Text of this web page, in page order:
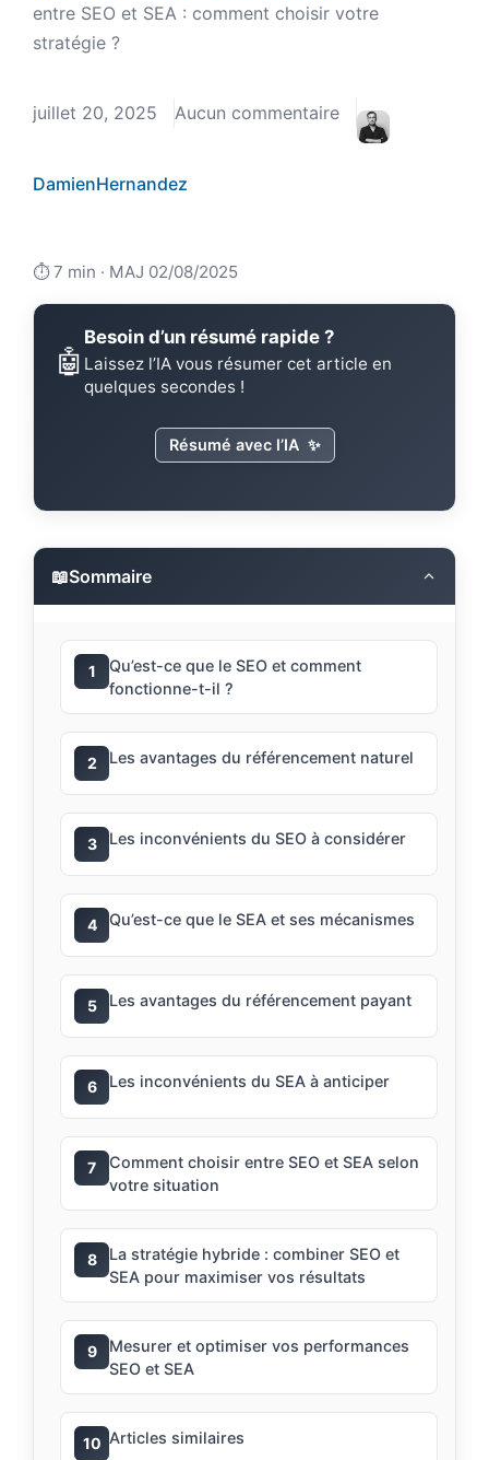
entre SEO et SEA : comment choisir votre
stratégie ?
juillet 20, 2025 Aucun commentaire
DamienHernandez
⏱️ 7 min · MAJ 02/08/2025
🤖
Besoin d’un résumé rapide ?
Laissez l’IA vous résumer cet article en
quelques secondes !
Résumé avec l’IA ✨
📖Sommaire
1
Qu’est-ce que le SEO et comment
fonctionne-t-il ?
2 Les avantages du référencement naturel
3 Les inconvénients du SEO à considérer
4 Qu’est-ce que le SEA et ses mécanismes
5 Les avantages du référencement payant
6 Les inconvénients du SEA à anticiper
7
Comment choisir entre SEO et SEA selon
votre situation
8
La stratégie hybride : combiner SEO et
SEA pour maximiser vos résultats
9
Mesurer et optimiser vos performances
SEO et SEA
10 Articles similaires